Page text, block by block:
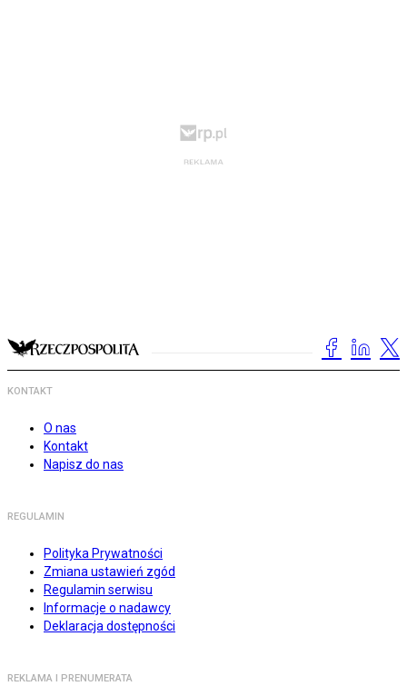
KONTAKT
O nas
Kontakt
Napisz do nas
REGULAMIN
Polityka Prywatności
Zmiana ustawień zgód
Regulamin serwisu
Informacje o nadawcy
Deklaracja dostępności
REKLAMA I PRENUMERATA